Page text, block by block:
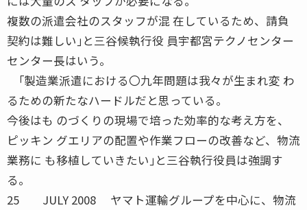
複数の派遣会社のスタッフが混 在しているため、請負
契約は難しい｣と三谷候執行役 員宇都宮テクノセンター
センター長はいう。
｢製造業派遣における〇九年問題は我々が生まれ変 わ
るための新たなハードルだと思っている。
今後はも のづくりの現場で培った効率的な考え方を、
ピッキン グエリアの配置や作業フローの改善など、物流
業務に も移植していきたい｣と三谷執行役員は強調す
る。
25 JULY 2008 ヤマト運輸グループを中心に、物流